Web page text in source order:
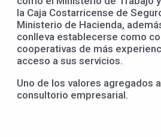
la Caja Costarricense de
Ministerio de Hacienda,
conlleva establecerse como
cooperativas de más
acceso a sus servicios.
Uno de los valores agregados
consultorio empresarial.